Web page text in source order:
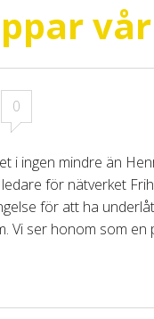
0
i ingen mindre än
för nätverket
för att ha
Vi ser honom som en